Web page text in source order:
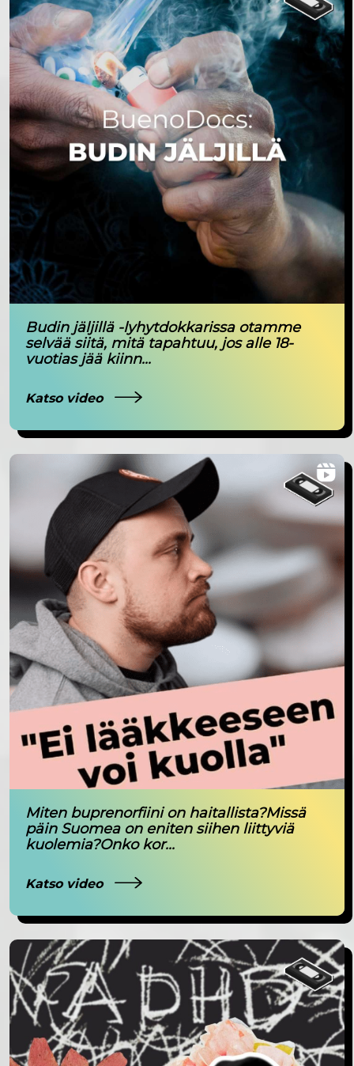
Budin jäljillä -lyhytdokkarissa otamme
selvää siitä, mitä tapahtuu, jos alle 18-
vuotias jää kiinn...
Katso video
Miten buprenorfiini on haitallista?Missä
päin Suomea on eniten siihen liittyviä
kuolemia?Onko kor...
Katso video